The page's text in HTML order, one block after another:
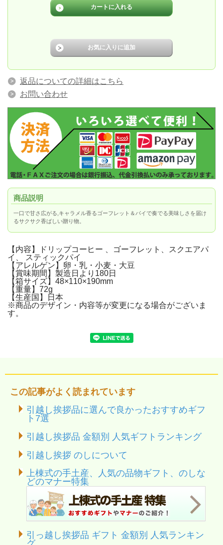
返品についての詳細はこちら
お問い合わせ
商品説明
一口で甘さ広がる,キャラメル香るゴーフレット＆パイで奏でる美味しさを届け
るサクサク香ばしい贈り物。
【内容】ドリップコーヒー 、ゴーフレット、スクエアパ
イ、 スティックパイ
【アレルゲン】卵・乳・小麦・大豆
【賞味期間】製造日より180日
【箱サイズ】48×110×190mm
【重量】72g
【生産国】日本
※商品のデザイン・内容等が変更になる場合がございま
す。
この記事がよく読まれています
引越し挨拶品に選んで良かったおすすめギフ
ト7選
引越し挨拶品 金額別 人気ギフトランキング
引越し挨拶 のしについて
上棟式の手土産、人気の品物ギフト、のしな
どのマナー特集
引っ越し挨拶品 ギフト 金額別 人気ランキン